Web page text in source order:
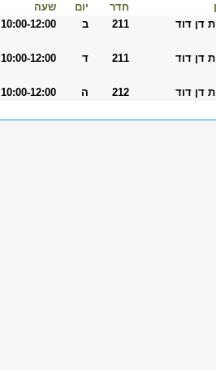
חדר יום שעה
דן דוד 211 ב 10:00-12:00
דן דוד 211 ד 10:00-12:00
דן דוד 212 ה 10:00-12:00